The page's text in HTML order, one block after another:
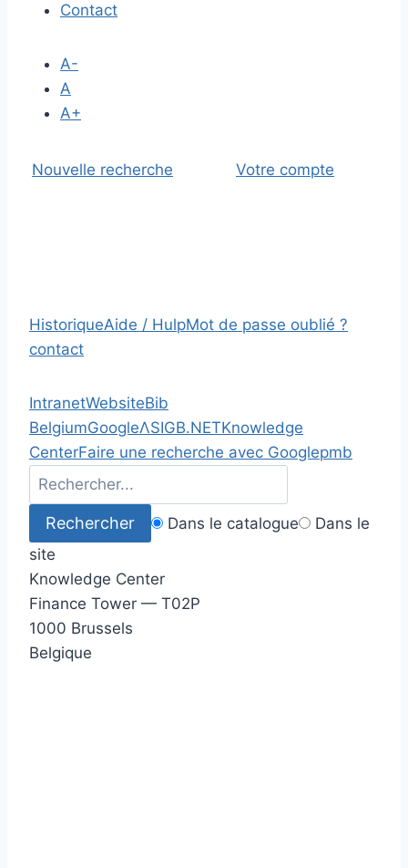
Contact
A-
A
A+
Nouvelle recherche Votre compte
HistoriqueAide / HulpMot de passe oublié ?
contact
IntranetWebsiteBib
BelgiumGoogleΛSIGB.NETKnowledge
CenterFaire une recherche avec Googlepmb
Dans le catalogue
Dans le
site
Knowledge Center
Finance Tower — T02P
1000 Brussels
Belgique